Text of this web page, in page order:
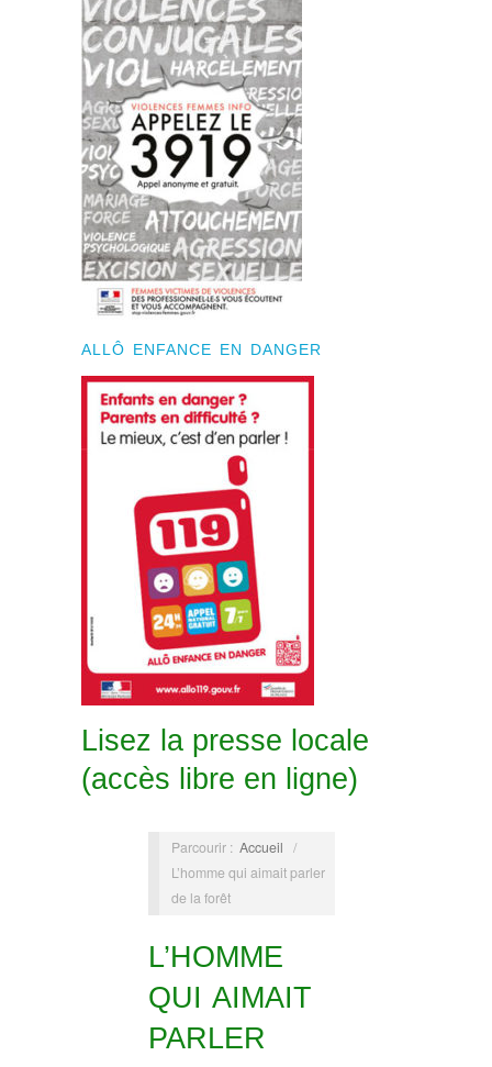
ALLÔ ENFANCE EN DANGER
Lisez la presse locale
(accès libre en ligne)
Parcourir : Accueil /
L’homme qui aimait parler
de la forêt
L’HOMME
QUI AIMAIT
PARLER